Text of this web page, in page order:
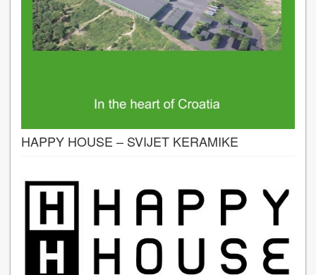
HAPPY HOUSE – SVIJET KERAMIKE